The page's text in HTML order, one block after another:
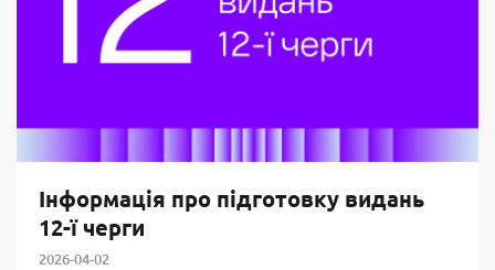
Інформація про підготовку видань
12-ї черги
2026-04-02